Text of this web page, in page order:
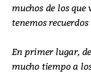
muchos de los
tenemos
En primer lugar,
mucho tiempo a